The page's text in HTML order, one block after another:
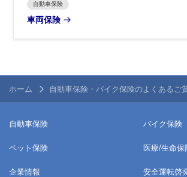
自動車保険
車両保険
ホーム 自動車保険・バイク保険のよくあるご
自動車保険 バイク保険
ペット保険 医療/生命保
企業情報 安全運転啓